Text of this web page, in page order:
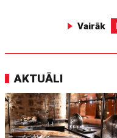
Vairāk
AKTUĀLI